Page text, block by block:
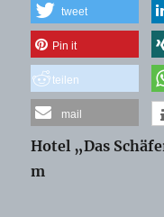
tweet
Pin it
teilen
mail
Hotel „Das
m